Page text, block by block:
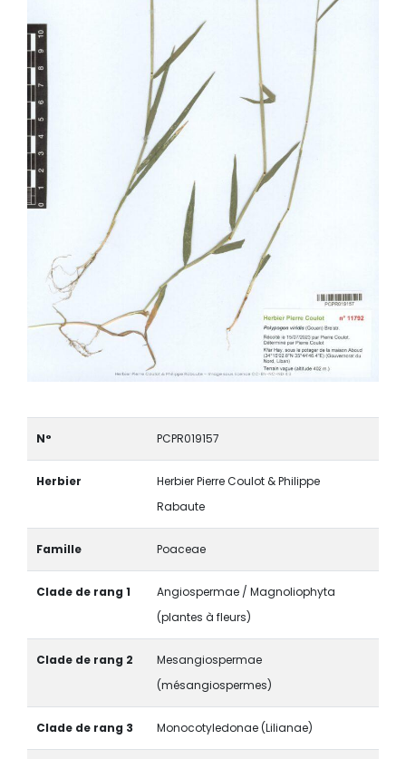
N° PCPR019157
Herbier
Herbier Pierre Coulot & Philippe
Rabaute
Famille Poaceae
Clade de rang 1
Angiospermae / Magnoliophyta
(plantes à fleurs)
Clade de rang 2
Mesangiospermae
(mésangiospermes)
Clade de rang 3 Monocotyledonae (Lilianae)